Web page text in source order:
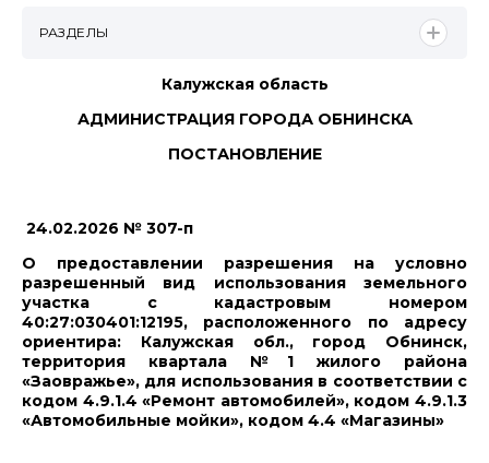
Калужская область
АДМИНИСТРАЦИЯ ГОРОДА ОБНИНСКА
ПОСТАНОВЛЕНИЕ
24.02.2026 № 307-п
О предоставлении разрешения на условно
разрешенный вид использования земельного
участка с кадастровым номером
40:27:030401:12195, расположенного по адресу
ориентира: Калужская обл., город Обнинск,
территория квартала №1 жилого района
«Заовражье», для использования в соответствии с
кодом 4.9.1.4 «Ремонт автомобилей», кодом 4.9.1.3
«Автомобильные мойки», кодом 4.4 «Магазины»
РАЗДЕЛЫ